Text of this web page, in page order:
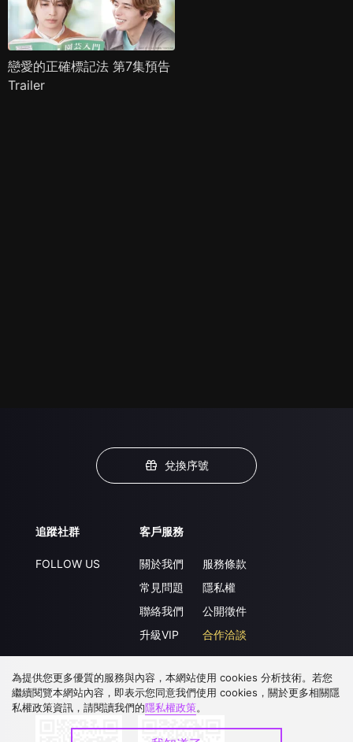
戀愛的正確標記法 第7集預告
Trailer
兌換序號
追蹤社群
FOLLOW US
客戶服務
關於我們
常見問題
聯絡我們
升級VIP
服務條款
隱私權
公開徵件
合作洽談
下載 APP
為提供您更多優質的服務與內容，本網站使用 cookies 分析技術。若您
繼續閱覽本網站內容，即表示您同意我們使用 cookies，關於更多相關隱
私權政策資訊，請閱讀我們的隱私權政策。